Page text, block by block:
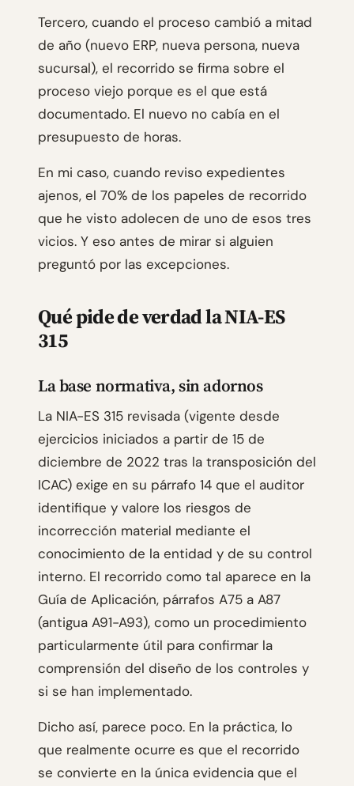
Tercero, cuando el proceso cambió a mitad
de año (nuevo ERP, nueva persona, nueva
sucursal), el recorrido se firma sobre el
proceso viejo porque es el que está
documentado. El nuevo no cabía en el
presupuesto de horas.
En mi caso, cuando reviso expedientes
ajenos, el 70% de los papeles de recorrido
que he visto adolecen de uno de esos tres
vicios. Y eso antes de mirar si alguien
preguntó por las excepciones.
Qué pide de verdad la NIA-ES
315
La base normativa, sin adornos
La NIA-ES 315 revisada (vigente desde
ejercicios iniciados a partir de 15 de
diciembre de 2022 tras la transposición del
ICAC) exige en su párrafo 14 que el auditor
identifique y valore los riesgos de
incorrección material mediante el
conocimiento de la entidad y de su control
interno. El recorrido como tal aparece en la
Guía de Aplicación, párrafos A75 a A87
(antigua A91-A93), como un procedimiento
particularmente útil para confirmar la
comprensión del diseño de los controles y
si se han implementado.
Dicho así, parece poco. En la práctica, lo
que realmente ocurre es que el recorrido
se convierte en la única evidencia que el